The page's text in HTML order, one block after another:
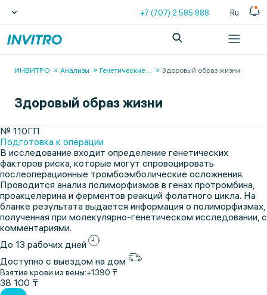
+7 (707) 2 585 888 Ru
ИНВИТРО Анализы Генетические ... Здоровый образ жизни
Здоровый образ жизни
№ 110ГП
Подготовка к операции
В исследование входит определение генетических
факторов риска, которые могут спровоцировать
послеоперационные тромбоэмболические осложнения.
Проводится анализ полиморфизмов в генах протромбина,
проакцелерина и ферментов реакций фолатного цикла. На
бланке результата выдается информация о полиморфизмах,
полученная при молекулярно-генетическом исследовании, с
комментариями.
До 13 рабочих дней
Доступно с выездом на дом
Взятие крови из вены:+1390 ₸
38 100 ₸